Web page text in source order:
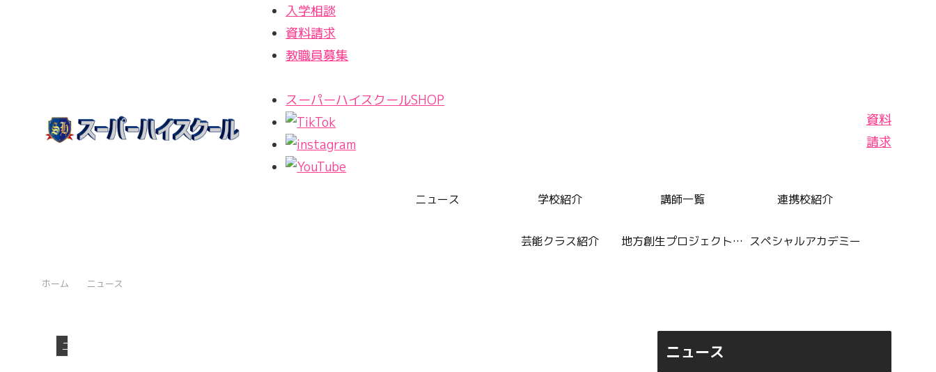
入学相談
資料請求
教職員募集
スーパーハイスクールSHOP
ニュース 学校紹介 講師一覧 連携校紹介
芸能クラス紹介 地方創生プロジェクト番組 スペシャルアカデミー
資料
請求
ホーム ニュース
ニュース ニュース